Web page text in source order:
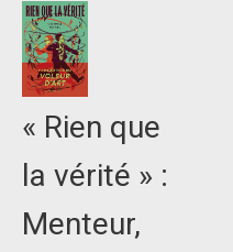
« Rien que
la vérité » :
Menteur,